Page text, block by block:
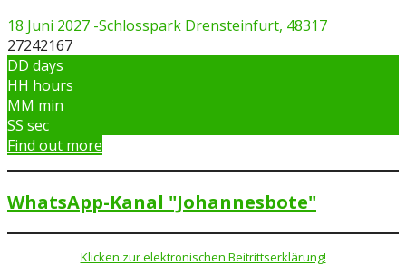
18 Juni 2027 -Schlosspark Drensteinfurt, 48317
27242167
DD days
HH hours
MM min
SS sec
Find out more
WhatsApp-Kanal "Johannesbote"
Klicken zur elektronischen Beitrittserklärung!